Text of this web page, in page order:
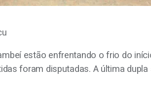
estão enfrentando o frio do
foram disputadas. A última